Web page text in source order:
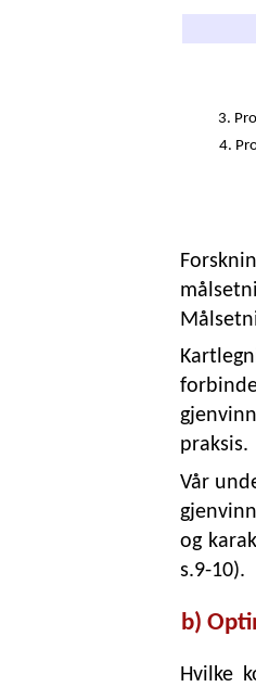
3.
4.
praksis.
Vår
og
s.9-10).
b)
Hvilke